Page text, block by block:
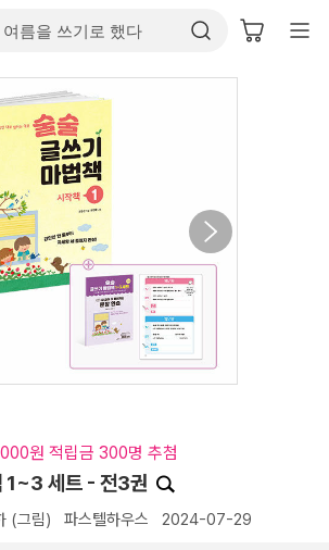
원 적립금 300명 추첨
1~3 세트 - 전3권
(그림) 파스텔하우스 2024-07-29